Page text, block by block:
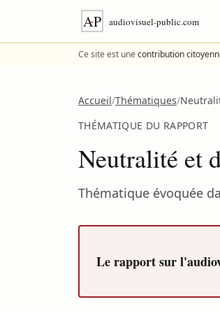
Aller au contenu
Ce site est unecontribution
Accueil/Thématiques/
THÉMATIQUE DU RAPPORT
Neutralité et
Thématique évoquée
Le rapport sur